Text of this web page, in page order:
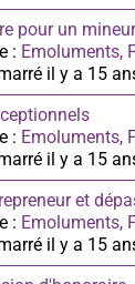
pour un mineur
: Emoluments,
il y a 15
: Emoluments,
il y a 15
et
: Emoluments,
il y a 15